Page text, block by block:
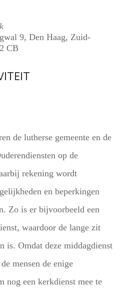
9, Den Haag, Zuid-
CB
de lutherse gemeente en de
op de
rekening wordt
en beperkingen
Zo is er bijvoorbeeld een
waardoor de lange zit
is. Omdat deze middagdienst
mensen de enige
nog een kerkdienst mee te